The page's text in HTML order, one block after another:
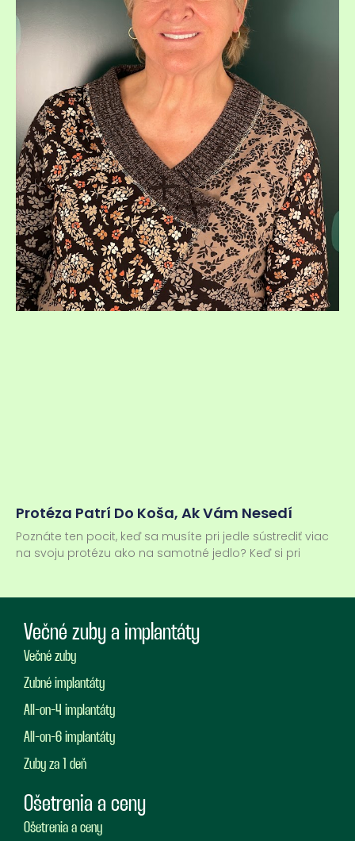
Protéza Patrí Do Koša, Ak Vám Nesedí
Poznáte ten pocit, keď sa musíte pri jedle sústrediť viac
na svoju protézu ako na samotné jedlo? Keď si pri
Večné zuby a implantáty
Večné zuby
Zubné implantáty
All-on-4 implantáty
All-on-6 implantáty
Zuby za 1 deň
Ošetrenia a ceny
Ošetrenia a ceny